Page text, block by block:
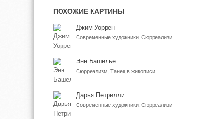
ПОХОЖИЕ КАРТИНЫ
Джим Уоррен
Современные художники, Сюрреализм
Энн Башелье
Сюрреализм, Танец в живописи
Дарья Петрилли
Современные художники, Сюрреализм